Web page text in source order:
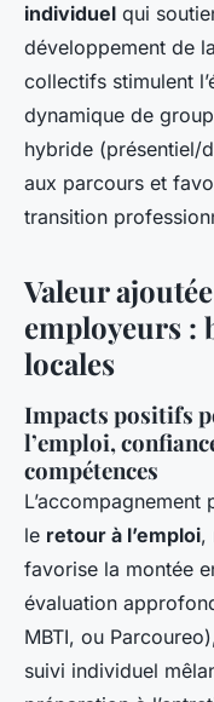
individuel qui
développement de
collectifs stimulent
dynamique de
hybride (présentiel/
aux parcours et
transition
Valeur
employeurs :
locales
Impacts positifs
l’emploi,
compétences
le retour à l’emploi,
favorise la montée
évaluation
MBTI, ou
suivi individuel